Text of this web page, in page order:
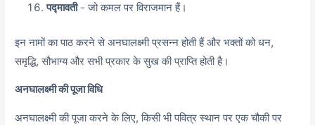
पद्मावती- जो कमल पर विराजमान हैं।
इन नामों का पाठ करने से अनघालक्ष्मी प्रसन्न होती हैं और भक्तों को धन,
समृद्धि, सौभाग्य और सभी प्रकार के सुख की प्राप्ति होती है।
अनघालक्ष्मी की पूजा विधि
अनघालक्ष्मी की पूजा करने के लिए, किसी भी पवित्र स्थान पर एक चौकी पर